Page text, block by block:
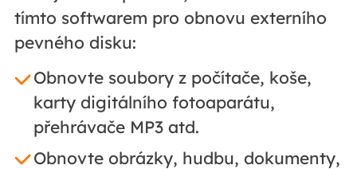
tímto softwarem pro obnovu externího
pevného disku:
Obnovte soubory z počítače, koše,
karty digitálního fotoaparátu,
přehrávače MP3 atd.
Obnovte obrázky, hudbu, dokumenty,